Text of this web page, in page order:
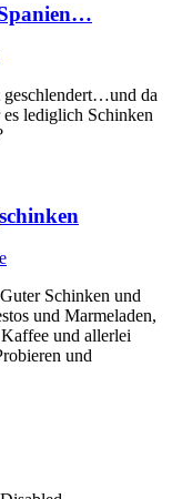
da
es lediglich Schinken
Schinken und
und Marmeladen,
und allerlei
und